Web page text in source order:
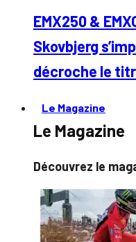
EMX250 &
Skovbjerg
décroche le
Le Magazine
Le Magazine
Découvrez le